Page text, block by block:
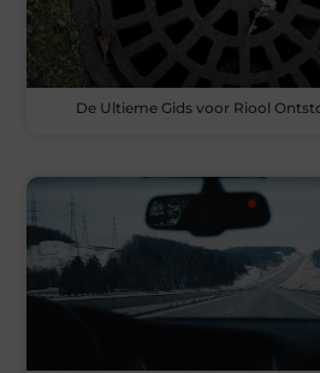
De Ultieme Gids voor Riool